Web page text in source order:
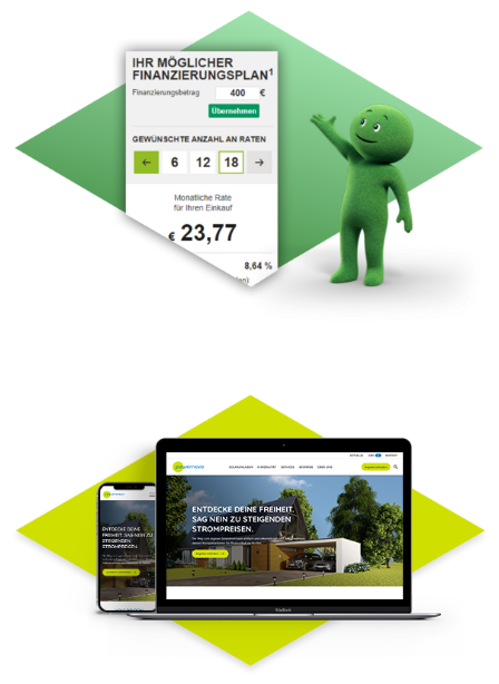
CONSORS FINANZ
– Payment plugins
for shop systems
POWERNOVO -
Website